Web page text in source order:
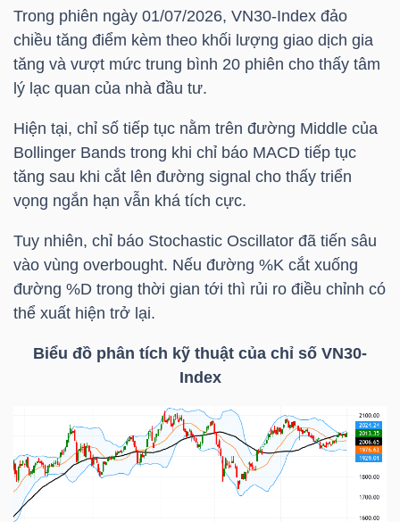
Trong phiên ngày 01/07/2026, VN30-Index đảo
chiều tăng điểm kèm theo khối lượng giao dịch gia
tăng và vượt mức trung bình 20 phiên cho thấy tâm
lý lạc quan của nhà đầu tư.
Hiện tại, chỉ số tiếp tục nằm trên đường Middle của
Bollinger Bands trong khi chỉ báo MACD tiếp tục
tăng sau khi cắt lên đường signal cho thấy triển
vọng ngắn hạn vẫn khá tích cực.
Tuy nhiên, chỉ báo Stochastic Oscillator đã tiến sâu
vào vùng overbought. Nếu đường %K cắt xuống
đường %D trong thời gian tới thì rủi ro điều chỉnh có
thể xuất hiện trở lại.
Biểu đồ phân tích kỹ thuật của chỉ số VN30-
Index
BẤT
ĐỘNG
SẢN
Mã
chứng
(-)
Tất cả Cổ phiếu Chỉ số Chứng chỉ quỹ Chứng
đạo
Tất cả Người nội bộ Người liên quan Cổ đông lớn
Tin
tức